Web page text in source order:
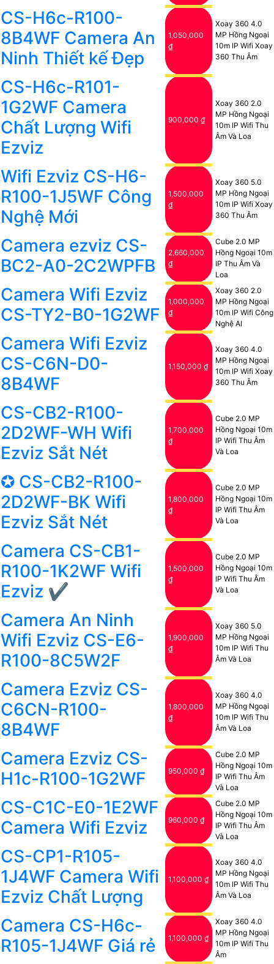
CS-H6c-R100-
8B4WF Camera An
Ninh Thiết kế Đẹp
1,050,000
₫
Xoay 360 4.0
MP Hồng Ngoại
10m IP Wifi Xoay
360 Thu Âm
CS-H6c-R101-
1G2WF Camera
Chất Lượng Wifi
Ezviz
900,000 ₫
Xoay 360 2.0
MP Hồng Ngoại
10m IP Wifi Thu
Âm Và Loa
Wifi Ezviz CS-H6-
R100-1J5WF Công
Nghệ Mới
1,500,000
₫
Xoay 360 5.0
MP Hồng Ngoại
10m IP Wifi Xoay
360 Thu Âm
Camera ezviz CS-
BC2-A0-2C2WPFB
2,660,000
₫
Cube 2.0 MP
Hồng Ngoại 10m
IP Thu Âm Và
Loa
Camera Wifi Ezviz
CS-TY2-B0-1G2WF
1,000,000
₫
Xoay 360 2.0
MP Hồng Ngoại
10m IP Wifi Công
Nghệ AI
Camera Wifi Ezviz
CS-C6N-D0-
8B4WF
1,150,000 ₫
Xoay 360 4.0
MP Hồng Ngoại
10m IP Wifi Xoay
360 Thu Âm
CS-CB2-R100-
2D2WF-WH Wifi
Ezviz Sắt Nét
1,700,000
₫
Cube 2.0 MP
Hồng Ngoại 10m
IP Wifi Thu Âm
Và Loa
✪ CS-CB2-R100-
2D2WF-BK Wifi
Ezviz Sắt Nét
1,800,000
₫
Cube 2.0 MP
Hồng Ngoại 10m
IP Wifi Thu Âm
Và Loa
Camera CS-CB1-
R100-1K2WF Wifi
Ezviz ✔
1,500,000
₫
Cube 2.0 MP
Hồng Ngoại 10m
IP Wifi Thu Âm
Và Loa
Camera An Ninh
Wifi Ezviz CS-E6-
R100-8C5W2F
1,900,000
₫
Xoay 360 5.0
MP Hồng Ngoại
10m IP Wifi Thu
Âm Và Loa
Camera Ezviz CS-
C6CN-R100-
8B4WF
1,800,000
₫
Xoay 360 4.0
MP Hồng Ngoại
10m IP Wifi Thu
Âm Và Loa
Camera Ezviz CS-
H1c-R100-1G2WF
950,000 ₫
Cube 2.0 MP
Hồng Ngoại 10m
IP Wifi Thu Âm
Và Loa
CS-C1C-E0-1E2WF
Camera Wifi Ezviz
960,000 ₫
Cube 2.0 MP
Hồng Ngoại 10m
IP Wifi Thu Âm
Và Loa
CS-CP1-R105-
1J4WF Camera Wifi
Ezviz Chất Lượng
1,100,000 ₫
Xoay 360 4.0
MP Hồng Ngoại
10m IP Wifi Thu
Âm Và Loa
Camera CS-H6c-
R105-1J4WF Giá rẻ
1,100,000 ₫
Xoay 360 4.0
MP Hồng Ngoại
10m IP Wifi Thu
Âm